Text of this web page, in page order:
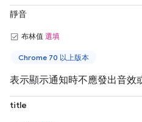
靜音
布林值 選填
Chrome 70 以上版本
表示顯示通知時不應發出音效
title